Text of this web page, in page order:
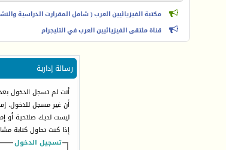
مكتبة الفيزيائيين العرب ( شامل المقرارت الدراسية
قناة ملتقى الفيزيائيين العرب في التليجرام
رسالة إدارية
أنت لم تسجل الدخول
أن غير مسجل للدخول.
ليست لديك صلاحية أو
إذا كنت تحاول كتابة
تسجيل الدخول